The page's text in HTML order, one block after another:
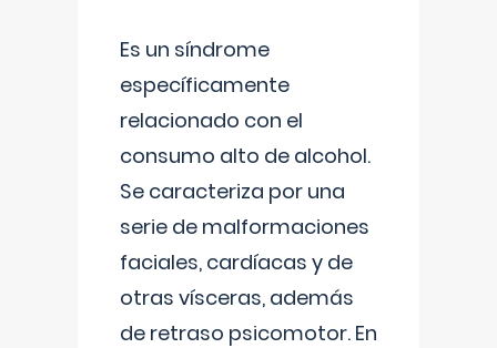
Es un síndrome
específicamente
relacionado con el
consumo alto de alcohol.
Se caracteriza por una
serie de malformaciones
faciales, cardíacas y de
otras vísceras, además
de retraso psicomotor. En